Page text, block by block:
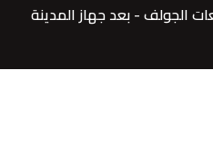
الجولف - بعد جهاز المدينة